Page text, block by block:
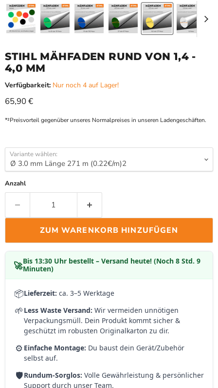
STIHL MÄHFADEN RUND VON 1,4 -
4,0 MM
Verfügbarkeit: Nur noch 4 auf Lager!
Aktueller Preis
65,90 €
*²Preisvorteil gegenüber unseres Normalpreises in unseren Ladengeschäften.
Variante wählen:
Anzahl
ZUM WARENKORB HINZUFÜGEN
🚀Bis 13:30 Uhr bestellt – Versand heute! (Noch 8 Std. 9
Minuten)
📦Lieferzeit: ca. 3–5 Werktage
🌱 Less Waste Versand: Wir vermeiden unnötigen
Verpackungsmüll. Dein Produkt kommt sicher &
geschützt im robusten Originalkarton zu dir.
⚙️ Einfache Montage: Du baust dein Gerät/Zubehör
selbst auf.
🛡️Rundum-Sorglos: Volle Gewährleistung & persönlicher
Support durch unser Team.